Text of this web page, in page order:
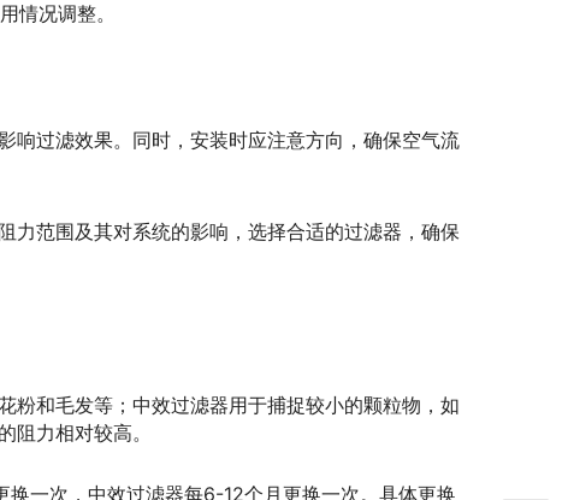
情况调整。
响过滤效果。同时，安装时应注意方向，确保空气流
力范围及其对系统的影响，选择合适的过滤器，确保
粉和毛发等；中效过滤器用于捕捉较小的颗粒物，如
阻力相对较高。
一次，中效过滤器每6-12个月更换一次。具体更换